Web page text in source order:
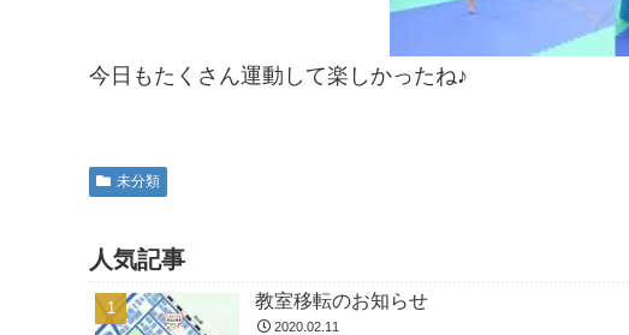
今日もたくさん運動して楽しかったね♪
未分類
人気記事
教室移転のお知らせ
2020.02.11